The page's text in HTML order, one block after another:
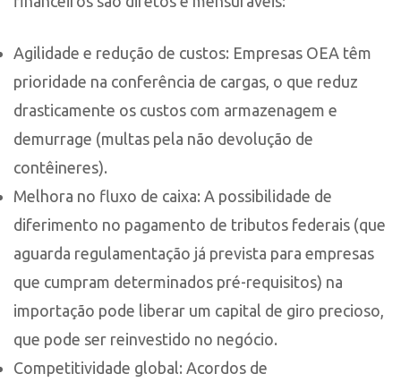
Agilidade e redução de custos: Empresas OEA têm
prioridade na conferência de cargas, o que reduz
drasticamente os custos com armazenagem e
demurrage (multas pela não devolução de
contêineres).
Melhora no fluxo de caixa: A possibilidade de
diferimento no pagamento de tributos federais (que
aguarda regulamentação já prevista para empresas
que cumpram determinados pré-requisitos) na
importação pode liberar um capital de giro precioso,
que pode ser reinvestido no negócio.
Competitividade global: Acordos de